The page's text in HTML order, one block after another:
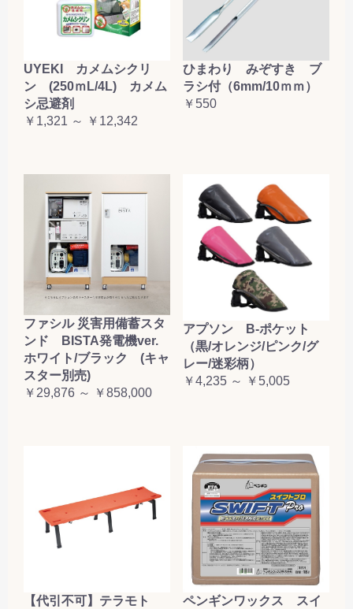
お買い物を続ける カートへ進む
UYEKI カメムシクリ
ン (250ｍL/4L) カメム
シ忌避剤
￥1,321 ～ ￥12,342
ひまわり みぞすき ブ
ラシ付（6mm/10ｍｍ）
￥550
ファシル 災害用備蓄スタ
ンド BISTA発電機ver.
ホワイト/ブラック (キャ
スター別売)
￥29,876 ～ ￥858,000
アプソン B-ポケット
（黒/オレンジ/ピンク/グ
レー/迷彩柄）
￥4,235 ～ ￥5,005
【代引不可】テラモト
ペンギンワックス スイ